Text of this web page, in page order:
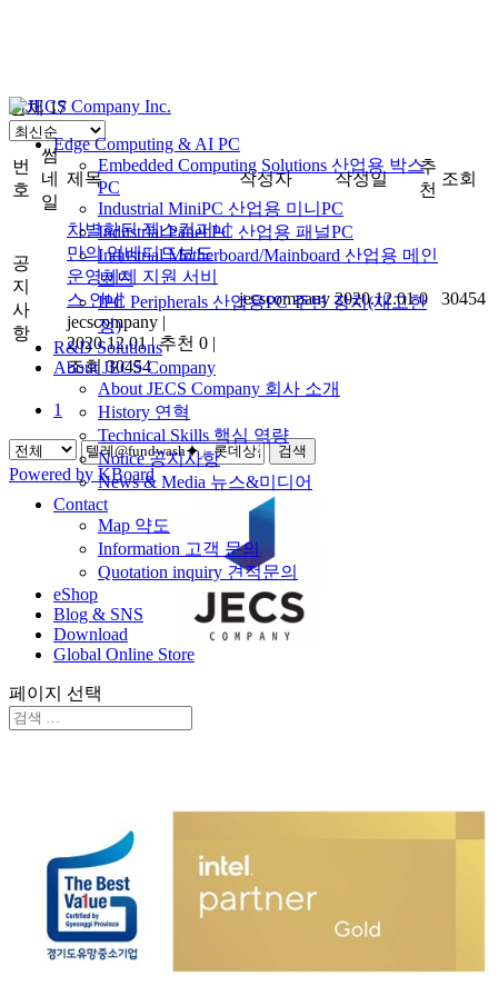
Edge Computing & AI PC
Embedded Computing Solutions 산업용 박스
PC
Industrial MiniPC 산업용 미니PC
Industrial Panel PC 산업용 패널PC
Industrial Motherboard/Mainboard 산업용 메인
보드
IPC Peripherals 산업용PC 주변 장치(재고한
정)
R&D Solutions
About JECS Company
About JECS Company 회사 소개
History 연혁
Technical Skills 핵심 역량
Notice 공지사항
News & Media 뉴스&미디어
Contact
Map 약도
Information 고객 문의
Quotation inquiry 견적문의
eShop
Blog & SNS
Download
Global Online Store
페이지 선택
전체 17
번
호
썸
네
일
제목 작성자 작성일
추
천
조회
공
지
사
항
차별화된 젝스컴퍼니
만의 임베디드보드
운영체제 지원 서비
스 안내
jecscompany |
2020.12.01 | 추천 0 |
조회 30454
jecscompany 2020.12.01 0 30454
1
검색
Powered by KBoard
젝스컴퍼니 주식회사
www.jecs.co.kr(Home)